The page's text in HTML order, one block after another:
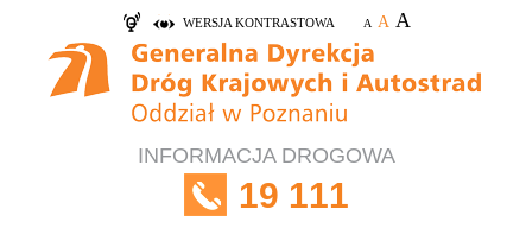
WERSJA KONTRASTOWA A A A
INFORMACJA DROGOWA
19 111